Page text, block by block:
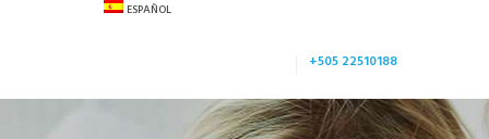
ESPAÑOL
+505 22510188